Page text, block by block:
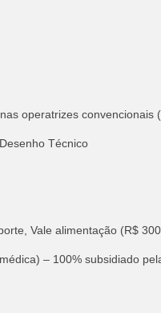
operatrizes convencionais
Técnico
Vale alimentação (R$
– 100% subsidiado